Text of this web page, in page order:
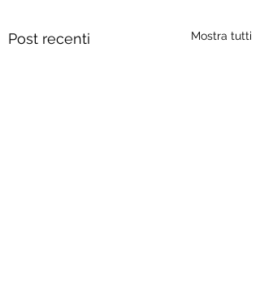
Post recenti Mostra tutti